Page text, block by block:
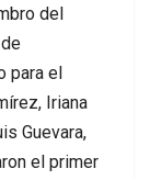
del
para el
Iriana
Guevara,
el primer